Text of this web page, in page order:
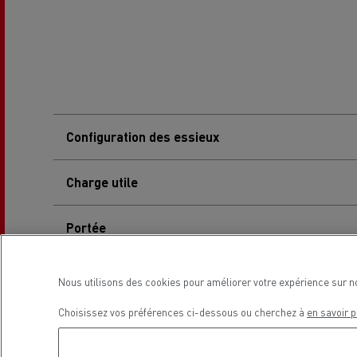
L'occasion reconditionnée à saisir
NOS CENTRES CAMION OCCASION
Configuration des essieux
Charge utile
Portée
Recharge à 100 km
Nous utilisons des cookies pour améliorer votre expérience sur
Choisissez vos préférences ci-dessous ou cherchez à en savoir